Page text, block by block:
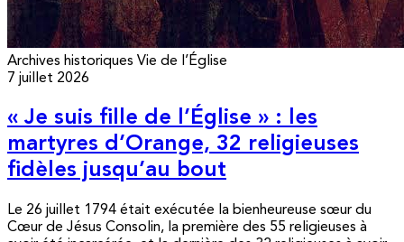
Archives historiques Vie de l’Église
7 juillet 2026
« Je suis fille de l’Église » : les
martyres d’Orange, 32 religieuses
fidèles jusqu’au bout
Le 26 juillet 1794 était exécutée la bienheureuse sœur du
Cœur de Jésus Consolin, la première des 55 religieuses à